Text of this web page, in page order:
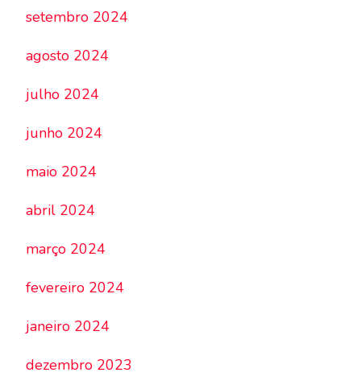
setembro 2024
agosto 2024
julho 2024
junho 2024
maio 2024
abril 2024
março 2024
fevereiro 2024
janeiro 2024
dezembro 2023